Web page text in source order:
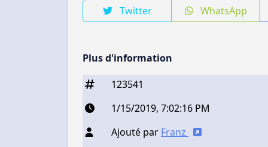
Twitter WhatsApp
Plus d'information
123541
1/15/2019, 7:02:16 PM
Ajouté par Franz